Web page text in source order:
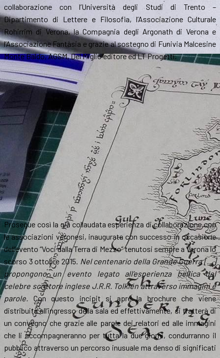
collaborazione con l’Università degli Studi di Trento –
Dipartimento di Lettere e Filosofia, l’Associazione Culturale
Rohirrim di Verona, la Compagnia degli Argonath di Verona e
l’Associazione Fantàsia e grazie al sostegno di Funivia Malcesine
Monte Baldo, AGSM, Del Miglio editore ed LT Progetti.
Prosegue così la già collaudata esperienza di collaborazione con
le associazioni veronesi, inaugurata con successo in occasione
dell’evento “Voci dalla Terra di Mezzo” tenutosi sempre a Verona lo
scorso 3 ottobre 2015. Nel centenario della Grande Guerra […]
propongono un evento legato all’esperienza bellica del
celebre scrittore inglese J.R.R. Tolkien attraverso immagini e
parole. Con questo incipit si apre la brochure che viene
distribuita all’ingresso della sala ed effettivamente, si tratterà di
un convegno che grazie alle parole dei relatori ed alle immagini
che li accompagneranno per tutta la due giorni, condurranno il
pubblico attraverso un percorso inusuale ma denso di significati